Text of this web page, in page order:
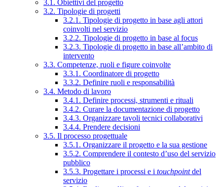
3.1. Obiettivi del progetto
3.2. Tipologie di progetti
3.2.1. Tipologie di progetto in base agli attori
coinvolti nel servizio
3.2.2. Tipologie di progetto in base al focus
3.2.3. Tipologie di progetto in base all’ambito di
intervento
3.3. Competenze, ruoli e figure coinvolte
3.3.1. Coordinatore di progetto
3.3.2. Definire ruoli e responsabilità
3.4. Metodo di lavoro
3.4.1. Definire processi, strumenti e rituali
3.4.2. Curare la documentazione di progetto
3.4.3. Organizzare tavoli tecnici collaborativi
3.4.4. Prendere decisioni
3.5. Il processo progettuale
3.5.1. Organizzare il progetto e la sua gestione
3.5.2. Comprendere il contesto d’uso del servizio
pubblico
3.5.3. Progettare i processi e i touchpointdel
servizio